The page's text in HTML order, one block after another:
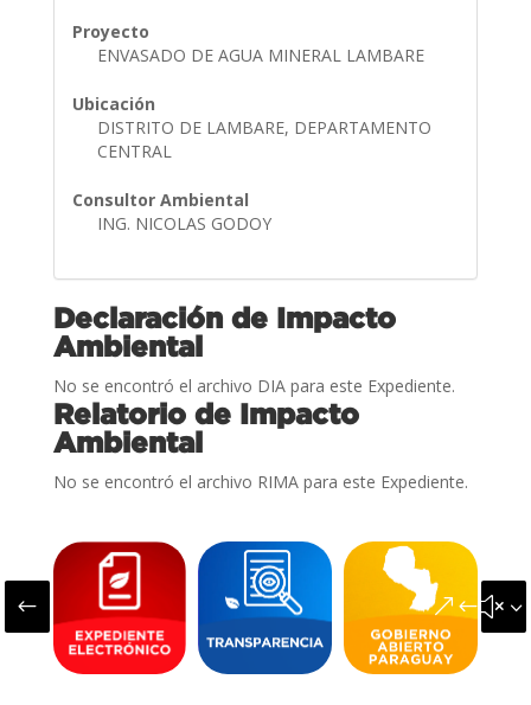
Proyecto
ENVASADO DE AGUA MINERAL LAMBARE
Ubicación
DISTRITO DE LAMBARE, DEPARTAMENTO
CENTRAL
Consultor Ambiental
ING. NICOLAS GODOY
Declaración de Impacto
Ambiental
No se encontró el archivo DIA para este Expediente.
Relatorio de Impacto
Ambiental
No se encontró el archivo RIMA para este Expediente.
#